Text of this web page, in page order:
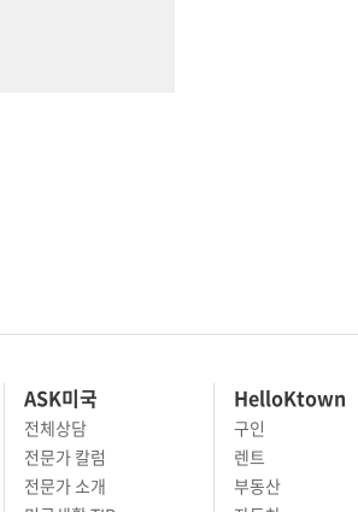
ASK미국
전체상담
HelloKtown
구인